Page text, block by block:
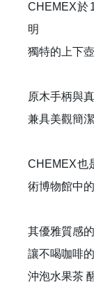
CHEMEX於
明
獨特的上下
原木手柄與
兼具美觀簡
CHEMEX也
術博物館中
其優雅質感
讓不喝咖啡
沖泡水果茶